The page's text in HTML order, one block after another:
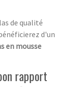
de qualité
d'un
en mousse
rapport